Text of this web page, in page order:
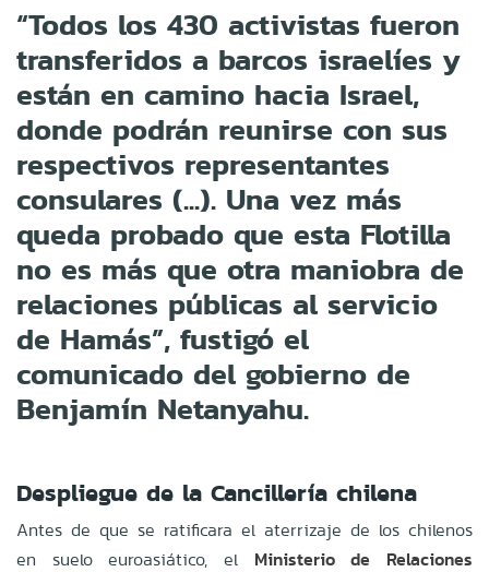
“Todos los 430 activistas fueron
transferidos a barcos israelíes y
están en camino hacia Israel,
donde podrán reunirse con sus
respectivos representantes
consulares (...). Una vez más
queda probado que esta Flotilla
no es más que otra maniobra de
relaciones públicas al servicio
de Hamás”, fustigó el
comunicado del gobierno de
Benjamín Netanyahu.
Despliegue de la Cancillería chilena
Antes de que se ratificara el aterrizaje de los chilenos
en suelo euroasiático, el Ministerio de Relaciones